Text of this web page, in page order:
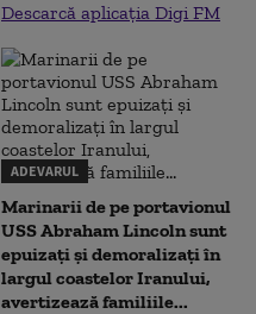
Descarcă aplicația Digi FM
ADEVARUL
Marinarii de pe portavionul
USS Abraham Lincoln sunt
epuizați și demoralizați în
largul coastelor Iranului,
avertizează familiile...